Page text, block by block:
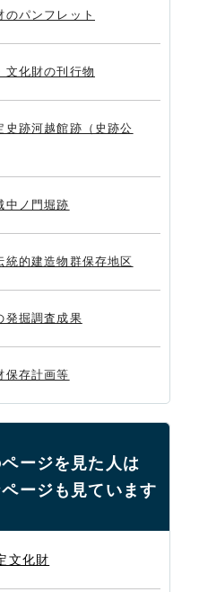
のパンフレット
文化財の刊行物
史跡河越館跡（史跡公
中ノ門堀跡
統的建造物群保存地区
発掘調査成果
保存計画等
ージを見た人は
ージも見ています
文化財